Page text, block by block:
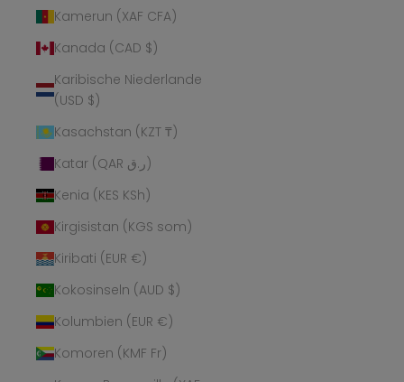
Kamerun (XAF CFA)
Kanada (CAD $)
Karibische Niederlande
(USD $)
Kasachstan (KZT ₸)
Katar (QAR ر.ق)
Kenia (KES KSh)
Kirgisistan (KGS som)
Kiribati (EUR €)
Kokosinseln (AUD $)
Kolumbien (EUR €)
Komoren (KMF Fr)